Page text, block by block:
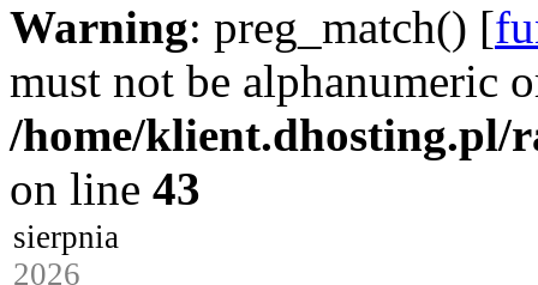
Warning: preg_match() [
must not be alphanumeric
/home/klient.dhosting.pl/
on line 43
sierpnia
2026